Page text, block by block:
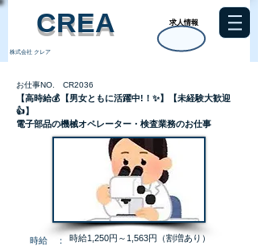
​CREA 求人情報
株式会社 クレア
お仕事NO. CR2036
【高時給💰【男女ともに活躍中!！✨】【未経験大歓迎
👍】
電子部品の機械オペレーター・検査業務のお仕事
​時給 ：
時給1,250円～1,563円（割増あり）